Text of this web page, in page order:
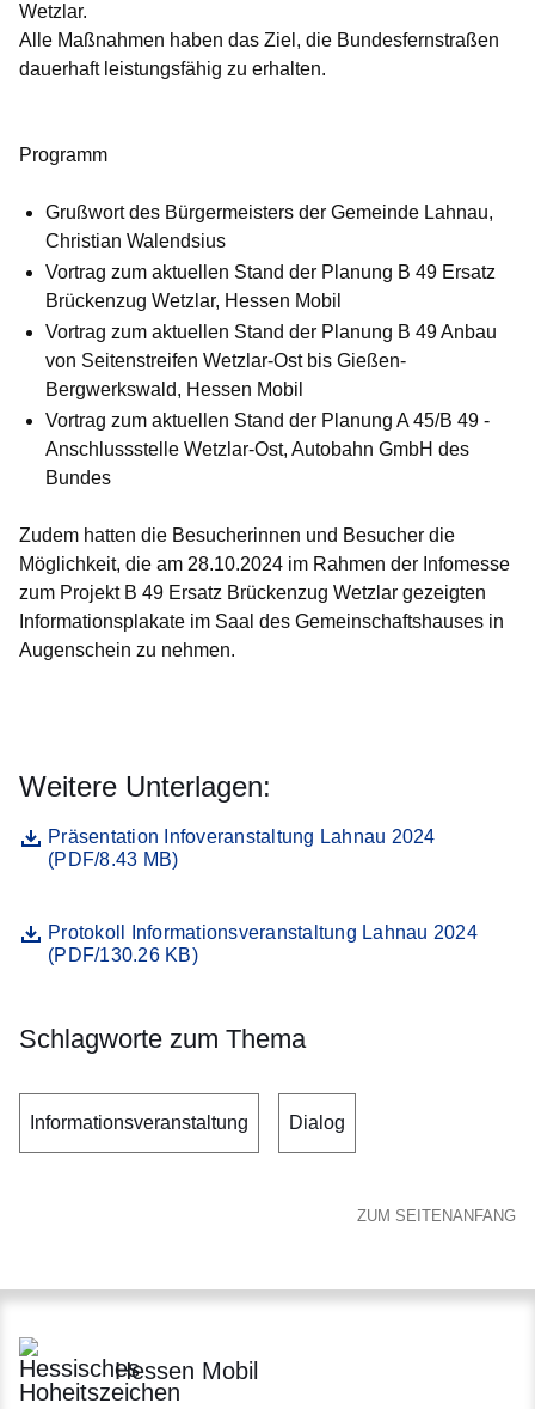
Wetzlar.
Alle Maßnahmen haben das Ziel, die Bundesfernstraßen
dauerhaft leistungsfähig zu erhalten.
Programm
Grußwort des Bürgermeisters der Gemeinde Lahnau,
Christian Walendsius
Vortrag zum aktuellen Stand der Planung B 49 Ersatz
Brückenzug Wetzlar, Hessen Mobil
Vortrag zum aktuellen Stand der Planung B 49 Anbau
von Seitenstreifen Wetzlar-Ost bis Gießen-
Bergwerkswald, Hessen Mobil
Vortrag zum aktuellen Stand der Planung A 45/B 49 -
Anschlussstelle Wetzlar-Ost, Autobahn GmbH des
Bundes
Zudem hatten die Besucherinnen und Besucher die
Möglichkeit, die am 28.10.2024 im Rahmen der Infomesse
zum Projekt B 49 Ersatz Brückenzug Wetzlar gezeigten
Informationsplakate im Saal des Gemeinschaftshauses in
Augenschein zu nehmen.
Weitere Unterlagen:
DateiPräsentation Infoveranstaltung Lahnau 2024
(PDF/8.43 MB)
Öffnet sich in einem neuen Fenster
DateiProtokoll Informationsveranstaltung Lahnau 2024
(PDF/130.26 KB)
Öffnet sich in einem neuen Fenster
Schlagworte zum Thema
Informationsveranstaltung Dialog
ZUM SEITENANFANG
Hessen Mobil